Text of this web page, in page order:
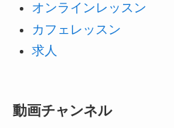
オンラインレッスン
カフェレッスン
求人
動画チャンネル